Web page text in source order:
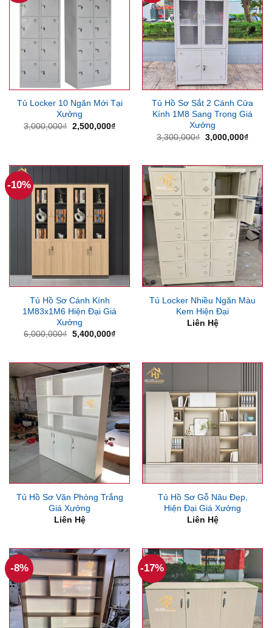
Tủ Locker 10 Ngăn Mới Tại
Xưởng
3,000,000₫ Giá
2,500,000₫Giá
Tủ Hồ Sơ Sắt 2 Cánh Cửa
Kính 1M8 Sang Trọng Giá
Xưởng
3,300,000₫ Giá
3,000,000₫Giá
-10%
Tủ Hồ Sơ Cánh Kính
1M83x1M6 Hiện Đại Giá
Xưởng
6,000,000₫ Giá
5,400,000₫Giá
5,400,000₫.
Tủ Locker Nhiều Ngăn Màu
Kem Hiện Đại
Liên Hệ
Tủ Hồ Sơ Văn Phòng Trắng
Giá Xưởng
Liên Hệ
Tủ Hồ Sơ Gỗ Nâu Đẹp,
Hiện Đại Giá Xưởng
Liên Hệ
-8% -17%